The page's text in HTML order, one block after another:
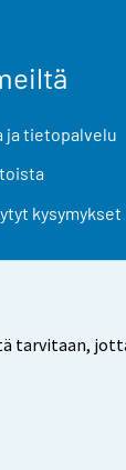
ja tietopalvelu
kysymykset